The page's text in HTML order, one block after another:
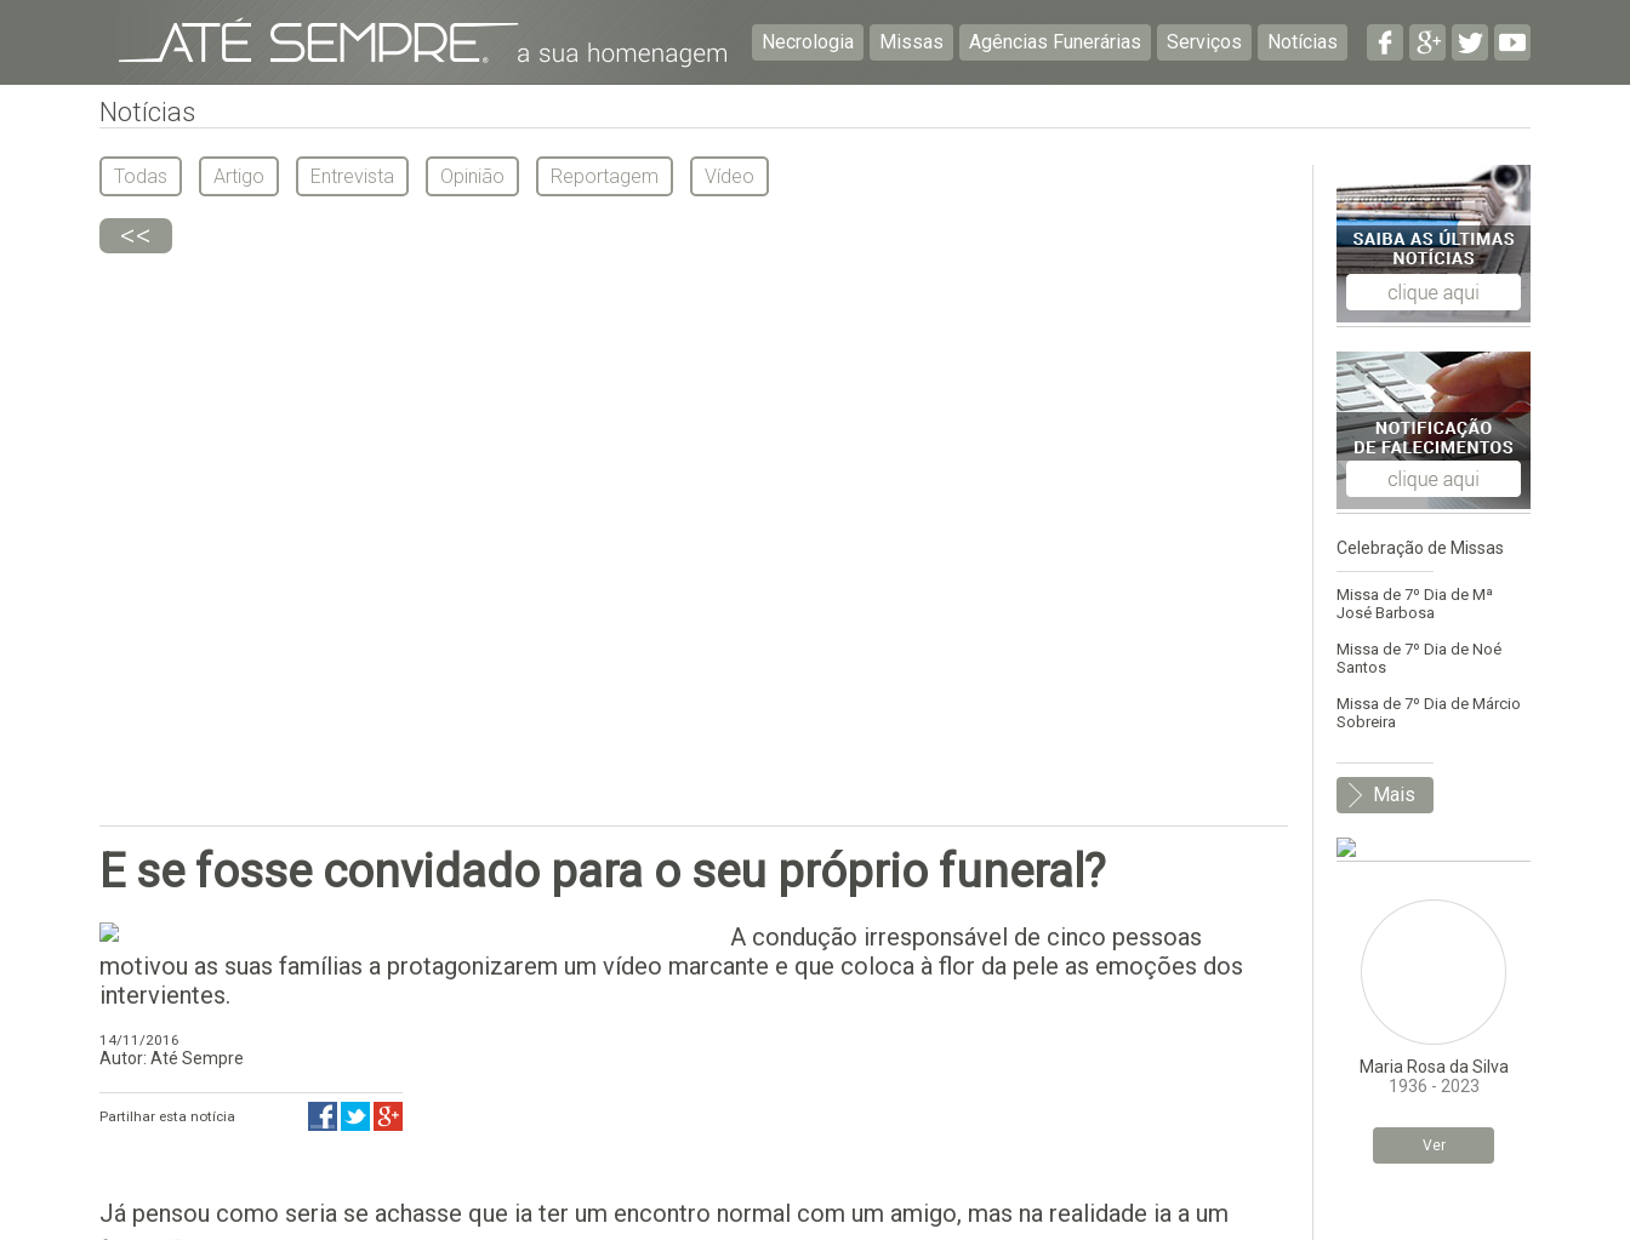
Necrologia Missas Agências Funerárias Serviços Notícias
Notícias
Todas Artigo Entrevista Opinião Reportagem Vídeo
<<
E se fosse convidado para o seu próprio funeral?
A condução irresponsável de cinco pessoas
motivou as suas famílias a protagonizarem um vídeo marcante e que coloca à flor da pele as emoções dos
intervientes.
14/11/2016
Autor: Até Sempre
Partilhar esta notícia
Já pensou como seria se achasse que ia ter um encontro normal com um amigo, mas na realidade ia a um
Celebração de Missas
Missa de 7º Dia de Mª
José Barbosa
Missa de 7º Dia de Noé
Santos
Missa de 7º Dia de Márcio
Sobreira
Mais
Maria Rosa da Silva
1936 - 2023
Ver
pormenorizada possível: